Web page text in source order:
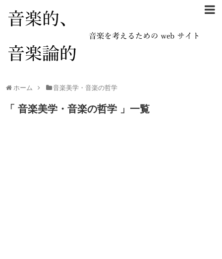
ホーム 音楽美学・音楽の哲学
「 音楽美学・音楽の哲学 」一覧